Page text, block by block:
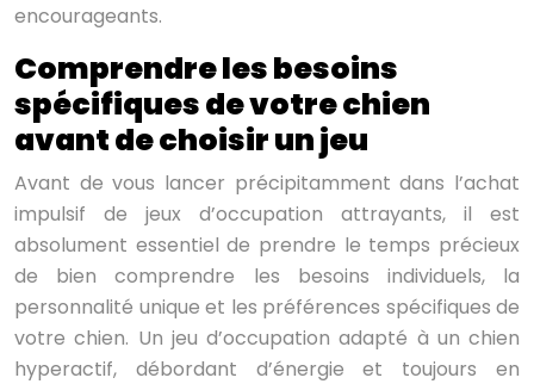
encourageants.
Comprendre les besoins
spécifiques de votre chien
avant de choisir un jeu
Avant de vous lancer précipitamment dans l’achat
impulsif de jeux d’occupation attrayants, il est
absolument essentiel de prendre le temps précieux
de bien comprendre les besoins individuels, la
personnalité unique et les préférences spécifiques de
votre chien. Un jeu d’occupation adapté à un chien
hyperactif, débordant d’énergie et toujours en